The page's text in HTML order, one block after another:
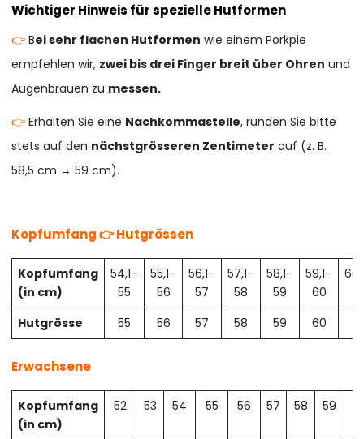
Wichtiger Hinweis für spezielle Hutformen
👉Bei sehr flachen Hutformen wie einem Porkpie
empfehlen wir, zwei bis drei Finger breit über Ohren und
Augenbrauen zu messen.
👉Erhalten Sie eine Nachkommastelle, runden Sie bitte
stets auf den nächstgrösseren Zentimeter auf (z. B.
58,5 cm → 59 cm).
Kopfumfang 👉 Hutgrössen
Kopfumfang
(in cm)
54,1–
55
55,1–
56
56,1–
57
57,1–
58
58,1–
59
59,1–
60
Hutgrösse
55 56 57 58 59 60
Erwachsene
Kopfumfang
(in cm)
52 53 54 55 56 57 58 59